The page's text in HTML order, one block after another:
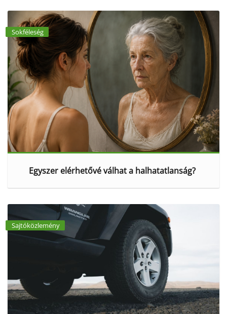
Sokféleség
Egyszer elérhetővé válhat a halhatatlanság?
Sajtóközlemény